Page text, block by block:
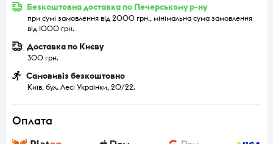
Безкоштовна доставка по Печерському р-ну
при сумі замовлення від 2000 грн., мінімальна сума замовлення
від 1000 грн.
Доставка по Києву
300 грн.
Самовивіз безкоштовно
Київ, бул. Лесі Українки, 20/22.
Оплата